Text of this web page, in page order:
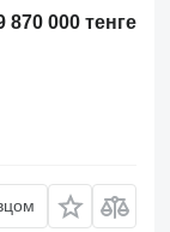
870 000 тенге